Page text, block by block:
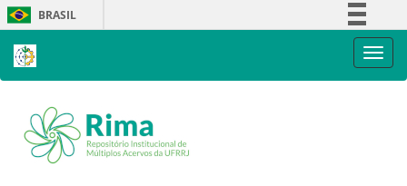
Skip
navigation
BRASIL